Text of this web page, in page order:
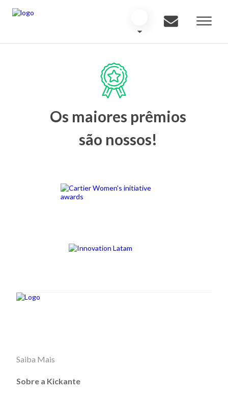
Os maiores prêmios
são nossos!
Saiba Mais
Sobre a Kickante